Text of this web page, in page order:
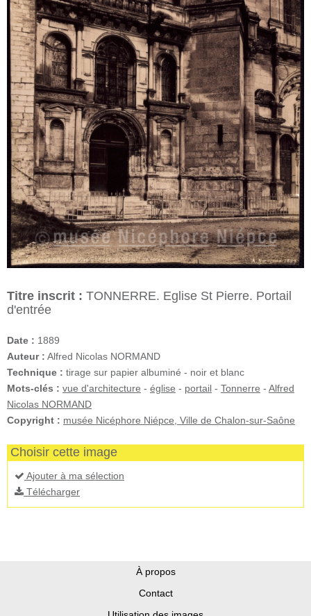
Titre inscrit : TONNERRE. Eglise St Pierre. Portail
d'entrée
Date : 1889
Auteur : Alfred Nicolas NORMAND
Technique : tirage sur papier albuminé - noir et blanc
Mots-clés : vue d'architecture - église - portail - Tonnerre - Alfred
Nicolas NORMAND
Copyright : musée Nicéphore Niépce, Ville de Chalon-sur-Saône
Choisir cette image
Ajouter à ma sélection
Télécharger
À propos
Contact